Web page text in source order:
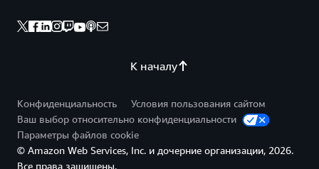
К началу
Конфиденциальность
Условия пользования сайтом
Ваш выбор относительно конфиденциальности
Параметры файлов cookie
© Amazon Web Services, Inc. и дочерние организации, 2026.
Все права защищены.